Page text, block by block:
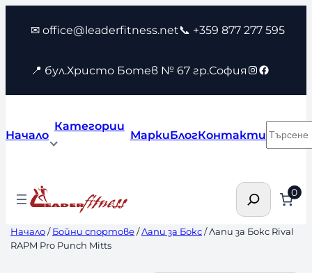
съдържанието
✉ office@leaderfitness.net📞 +359 877 277 595
📍 бул.Христо Ботев № 67 гр.София Instagram
Facebook
Начало
Категории
МаркиБлогКонтакти
Търсене 0
Начало/Бойни спортове/Лапи за Бокс/ Лапи за Бокс Rival
RAPM Pro Punch Mitts